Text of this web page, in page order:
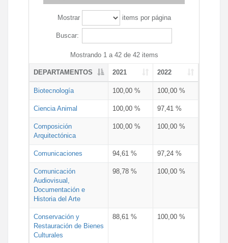
Mostrar items por página
Buscar:
Mostrando 1 a 42 de 42 items
DEPARTAMENTOS 2021 2022
Biotecnología 100,00 % 100,00 %
Ciencia Animal 100,00 % 97,41 %
Composición
Arquitectónica
100,00 % 100,00 %
Comunicaciones 94,61 % 97,24 %
Comunicación
Audiovisual,
Documentación e
Historia del Arte
98,78 % 100,00 %
Conservación y
Restauración de Bienes
Culturales
88,61 % 100,00 %